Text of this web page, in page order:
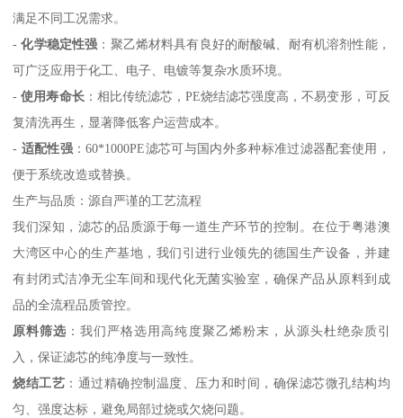
满足不同工况需求。
-化学稳定性强 ：聚乙烯材料具有良好的耐酸碱、耐有机溶剂性能，
可广泛应用于化工、电子、电镀等复杂水质环境。
-使用寿命长：相比传统滤芯，PE烧结滤芯强度高，不易变形，可反
复清洗再生，显著降低客户运营成本。
- 适配性强 ：60*1000PE滤芯可与国内外多种标准过滤器配套使用，
便于系统改造或替换。
生产与品质：源自严谨的工艺流程
我们深知，滤芯的品质源于每一道生产环节的控制。在位于粤港澳
大湾区中心的生产基地，我们引进行业领先的德国生产设备，并建
有封闭式洁净无尘车间和现代化无菌实验室，确保产品从原料到成
品的全流程品质管控。
原料筛选 ：我们严格选用高纯度聚乙烯粉末，从源头杜绝杂质引
入，保证滤芯的纯净度与一致性。
烧结工艺 ：通过精确控制温度、压力和时间，确保滤芯微孔结构均
匀、强度达标，避免局部过烧或欠烧问题。